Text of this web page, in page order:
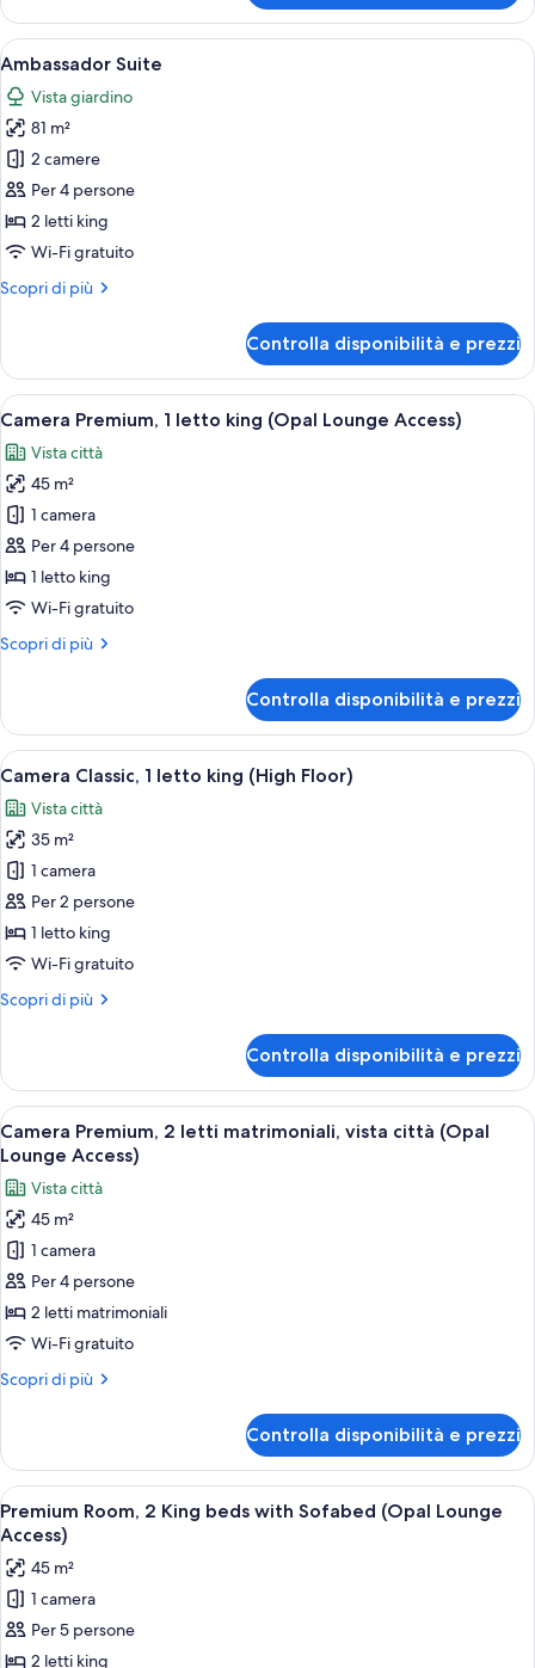
Presidenziale
Apri
tutte
le
foto
per
Ambassador
Suite
Una camera d'albergo moderna
1
Ambassador Suite
Vista giardino
81 m²
2 camere
Per 4 persone
2 letti king
Wi-Fi gratuito
Scopri di più
Altri
Suite
Controlla disponibilità e prezzi
Apri
tutte
le
foto
per
Camera
Premium,
1
king
Access)
Camera Premium, 1 letto king (Opal
4
Camera Premium, 1 letto king (Opal Lounge Access)
Vista città
45 m²
1 camera
Per 4 persone
1 letto king
Wi-Fi gratuito
Scopri di più
Altri
Premium,
letto
(Opal
Lounge
Access)
Controlla disponibilità e prezzi
Apri
tutte
le
foto
per
Camera
Classic,
1
king
Una camera d'albergo con un letto
1
Camera Classic, 1 letto king (High Floor)
Vista città
35 m²
1 camera
Per 2 persone
1 letto king
Wi-Fi gratuito
Scopri di più
Altri
Classic,
letto
king
Floor)
Controlla disponibilità e prezzi
Apri
tutte
le
foto
per
Camera
Premium,
2
letti
vista
Lounge
Access)
Camera Premium, 2 letti
3
Camera Premium, 2 letti matrimoniali, vista città (Opal
Lounge Access)
Vista città
45 m²
1 camera
Per 4 persone
2 letti matrimoniali
Wi-Fi gratuito
Scopri di più
Altri
Premium,
letti
matrimoniali,
città
(Opal
Lounge
Access)
Controlla disponibilità e prezzi
Apri
tutte
le
foto
per
Premium
Una camera d'hotel moderna con
3
Premium Room, 2 King beds with Sofabed (Opal Lounge
Access)
45 m²
1 camera
Per 5 persone
2 letti king